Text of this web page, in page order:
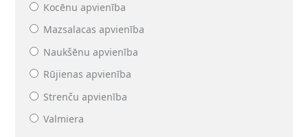
Kocēnu apvienība
Mazsalacas apvienība
Naukšēnu apvienība
Rūjienas apvienība
Strenču apvienība
Valmiera